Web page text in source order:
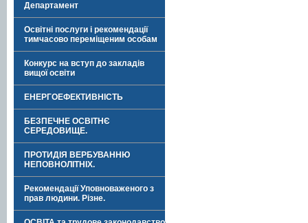
Департамент
Освітні послуги і рекомендації
тимчасово переміщеним особам
Конкурс на вступ до закладів
вищої освіти
ЕНЕРГОЕФЕКТИВНІСТЬ
БЕЗПЕЧНЕ ОСВІТНЄ
СЕРЕДОВИЩЕ.
ПРОТИДІЯ ВЕРБУВАННЮ
НЕПОВНОЛІТНІХ.
Рекомендації Уповноваженого з
прав людини. Різне.